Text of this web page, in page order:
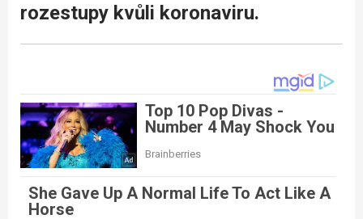
rozestupy kvůli koronaviru.